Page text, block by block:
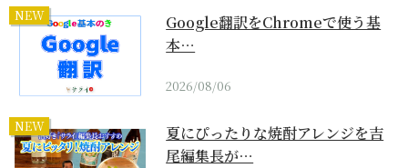
NEW
Google翻訳をChromeで使う基
本…
2026/08/06
NEW
夏にぴったりな焼酎アレンジを吉
尾編集長が…